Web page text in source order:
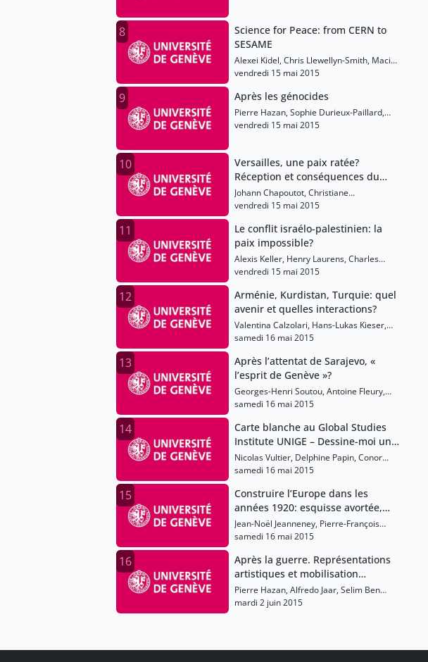
8
Science for Peace: from CERN to
SESAME
Alexei Kidel, Chris Llewellyn-Smith, Maciej
Nalecz, Herwig Schopper
vendredi 15 mai 2015
9 Après les génocides
Pierre Hazan, Sophie Durieux-Paillard,
Gaïdz Minassian, Hélène Dumas
vendredi 15 mai 2015
10
Versailles, une paix ratée?
Réception et conséquences du
traité de paix en Allemagne (1919-
1939)
Johann Chapoutot, Christiane
Scheidemann, Vincent Laniol, Jean-Michel
vendredi 15 mai 2015
11
Le conflit israélo-palestinien: la
paix impossible?
Alexis Keller, Henry Laurens, Charles
Enderlin
vendredi 15 mai 2015
12
Arménie, Kurdistan, Turquie: quel
avenir et quelles interactions?
Valentina Calzolari, Hans-Lukas Kieser,
Cengiz Aktar, Gaïdz Minassian, Jordi Tejel
samedi 16 mai 2015
13
Après l’attentat de Sarajevo, «
l’esprit de Genève »?
Georges-Henri Soutou, Antoine Fleury,
Frédéric Dessberg, Isabelle Davion
samedi 16 mai 2015
14
Carte blanche au Global Studies
Institute UNIGE – Dessine-moi un
conflit: le rôle des cartes dans la
construction de la paix
Nicolas Vultier, Delphine Papin, Conor
Lennon, Cenni Najy, Philippe Rékacewicz
samedi 16 mai 2015
15
Construire l’Europe dans les
années 1920: esquisse avortée,
matrice féconde
Jean-Noël Jeanneney, Pierre-François
Souyri
samedi 16 mai 2015
16
Après la guerre. Représentations
artistiques et mobilisation
politique
Pierre Hazan, Alfredo Jaar, Selim Ben
Hassen
mardi 2 juin 2015